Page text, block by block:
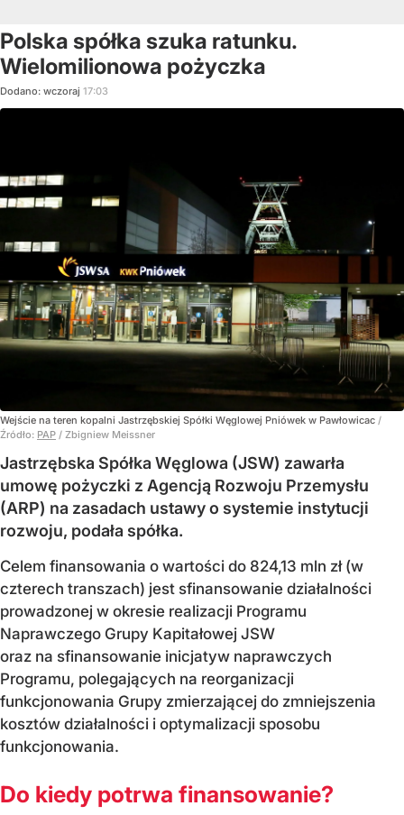
Polska spółka szuka ratunku.
Wielomilionowa pożyczka
Dodano: wczoraj 17:03
Wejście na teren kopalni Jastrzębskiej Spółki Węglowej Pniówek w Pawłowicac /
Źródło: PAP / Zbigniew Meissner
Jastrzębska Spółka Węglowa (JSW) zawarła
umowę pożyczki z Agencją Rozwoju Przemysłu
(ARP) na zasadach ustawy o systemie instytucji
rozwoju, podała spółka.
Celem finansowania o wartości do 824,13 mln zł (w
czterech transzach) jest sfinansowanie działalności
prowadzonej w okresie realizacji Programu
Naprawczego Grupy Kapitałowej JSW
oraz na sfinansowanie inicjatyw naprawczych
Programu, polegających na reorganizacji
funkcjonowania Grupy zmierzającej do zmniejszenia
kosztów działalności i optymalizacji sposobu
funkcjonowania.
Do kiedy potrwa finansowanie?